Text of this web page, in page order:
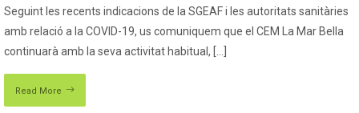
Seguint les recents indicacions de la SGEAF i les autoritats sanitàries
amb relació a la COVID-19, us comuniquem que el CEM La Mar Bella
continuarà amb la seva activitat habitual, […]
Read More